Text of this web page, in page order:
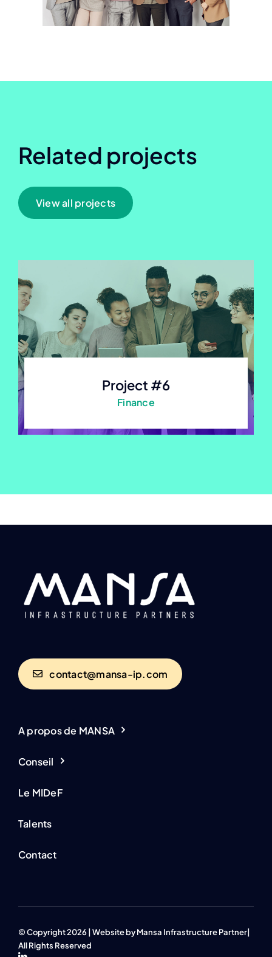
Related projects
View all projects
Project #6
Finance
contact@mansa-ip.com
A propos de MANSA
Conseil
Le MIDeF
Talents
Contact
© Copyright 2026 | Website by Mansa Infrastructure Partner|
All Rights Reserved